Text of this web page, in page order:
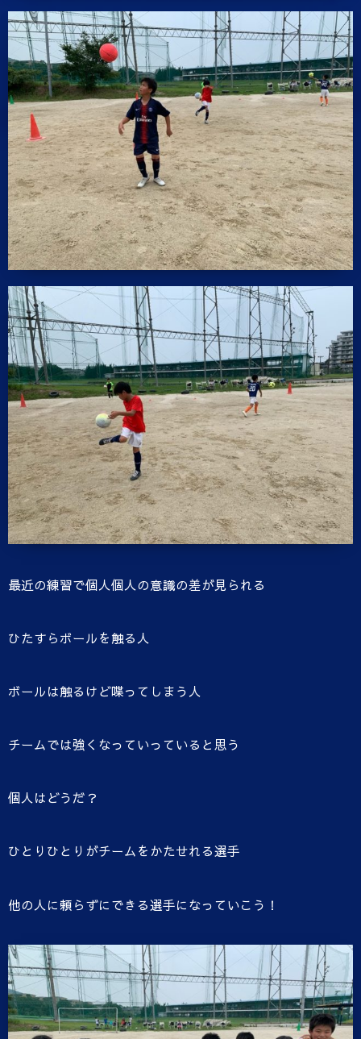
最近の練習で個人個人の意識の差が見られる
ひたすらボールを触る人
ボールは触るけど喋ってしまう人
チームでは強くなっていっていると思う
個人はどうだ？
ひとりひとりがチームをかたせれる選手
他の人に頼らずにできる選手になっていこう！